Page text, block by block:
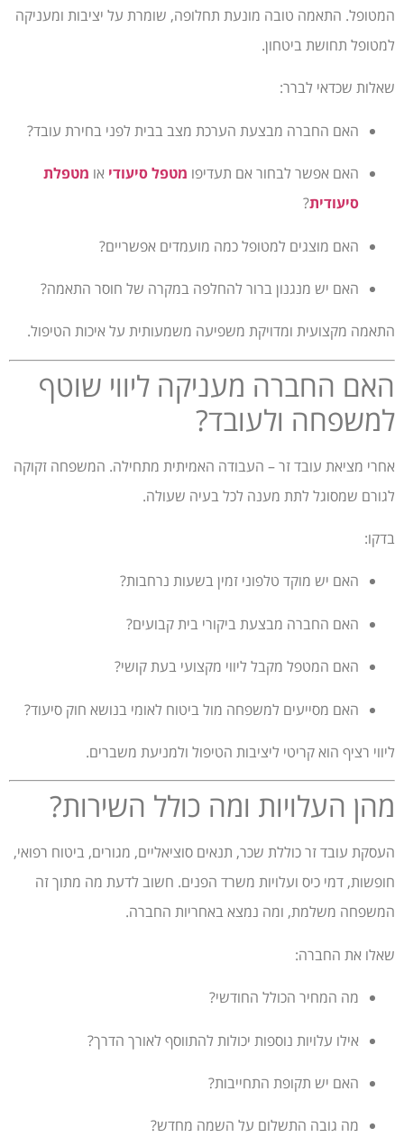
המטופל. התאמה טובה מונעת תחלופה, שומרת על יציבות ומעניקה
למטופל תחושת ביטחון.
שאלות שכדאי לברר:
האם החברה מבצעת הערכת מצב בבית לפני בחירת עובד?
האם אפשר לבחור אם תעדיפו מטפל סיעודי או מטפלת
סיעודית?
האם מוצגים למטופל כמה מועמדים אפשריים?
האם יש מנגנון ברור להחלפה במקרה של חוסר התאמה?
התאמה מקצועית ומדויקת משפיעה משמעותית על איכות הטיפול.
האם החברה מעניקה ליווי שוטף
למשפחה ולעובד?
אחרי מציאת עובד זר – העבודה האמיתית מתחילה. המשפחה זקוקה
לגורם שמסוגל לתת מענה לכל בעיה שעולה.
בדקו:
האם יש מוקד טלפוני זמין בשעות נרחבות?
האם החברה מבצעת ביקורי בית קבועים?
האם המטפל מקבל ליווי מקצועי בעת קושי?
האם מסייעים למשפחה מול ביטוח לאומי בנושא חוק סיעוד?
ליווי רציף הוא קריטי ליציבות הטיפול ולמניעת משברים.
מהן העלויות ומה כולל השירות?
העסקת עובד זר כוללת שכר, תנאים סוציאליים, מגורים, ביטוח רפואי,
חופשות, דמי כיס ועלויות משרד הפנים. חשוב לדעת מה מתוך זה
המשפחה משלמת, ומה נמצא באחריות החברה.
שאלו את החברה:
מה המחיר הכולל החודשי?
אילו עלויות נוספות יכולות להתווסף לאורך הדרך?
האם יש תקופת התחייבות?
מה גובה התשלום על השמה מחדש?